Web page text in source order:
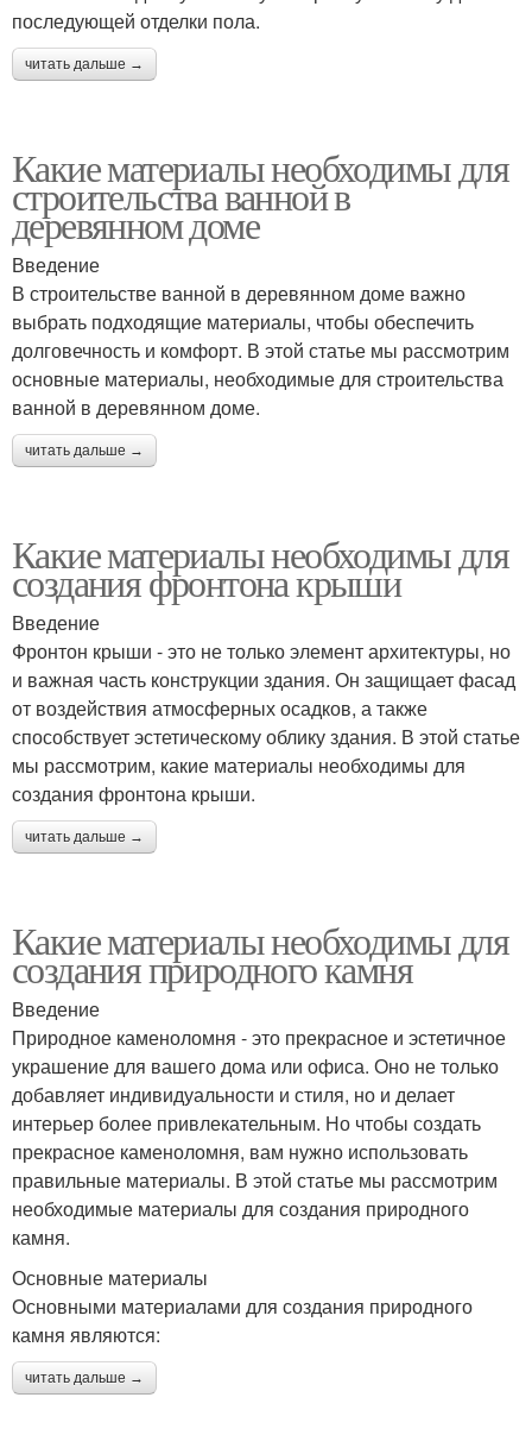
последующей отделки пола.
читать дальше →
Какие материалы необходимы для
строительства ванной в
деревянном доме
Введение
В строительстве ванной в деревянном доме важно
выбрать подходящие материалы, чтобы обеспечить
долговечность и комфорт. В этой статье мы рассмотрим
основные материалы, необходимые для строительства
ванной в деревянном доме.
читать дальше →
Какие материалы необходимы для
создания фронтона крыши
Введение
Фронтон крыши - это не только элемент архитектуры, но
и важная часть конструкции здания. Он защищает фасад
от воздействия атмосферных осадков, а также
способствует эстетическому облику здания. В этой статье
мы рассмотрим, какие материалы необходимы для
создания фронтона крыши.
читать дальше →
Какие материалы необходимы для
создания природного камня
Введение
Природное каменоломня - это прекрасное и эстетичное
украшение для вашего дома или офиса. Оно не только
добавляет индивидуальности и стиля, но и делает
интерьер более привлекательным. Но чтобы создать
прекрасное каменоломня, вам нужно использовать
правильные материалы. В этой статье мы рассмотрим
необходимые материалы для создания природного
камня.
Основные материалы
Основными материалами для создания природного
камня являются:
читать дальше →